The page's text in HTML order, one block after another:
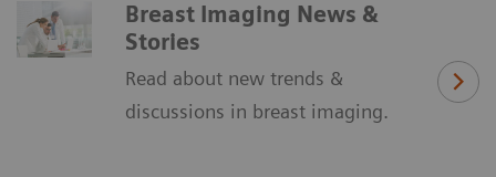
Breast Imaging News &
Stories
Read about new trends &
discussions in breast imaging.